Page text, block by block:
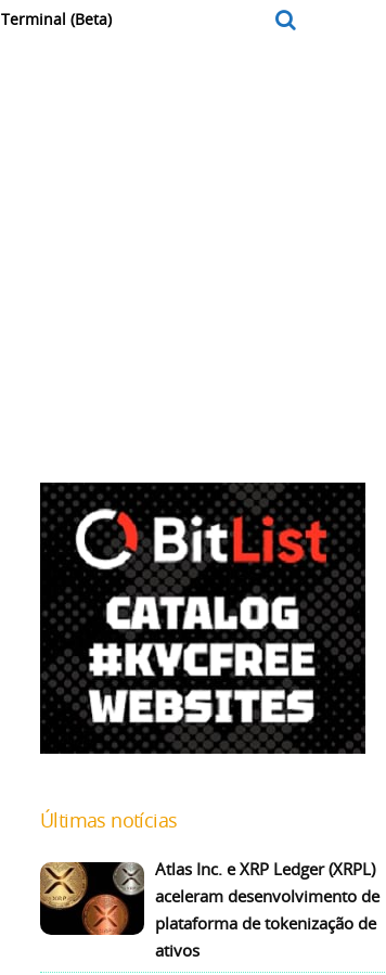
Terminal (Beta)
Últimas notícias
Atlas Inc. e XRP Ledger (XRPL)
aceleram desenvolvimento de
plataforma de tokenização de
ativos